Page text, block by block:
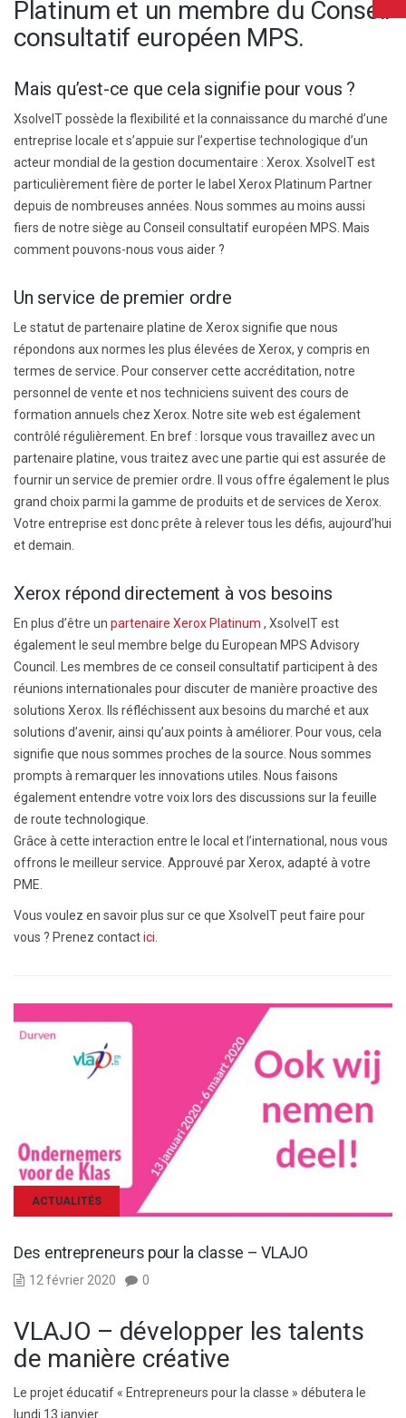
Platinum et un membre du Conseil
consultatif européen MPS.
Mais qu’est-ce que cela signifie pour vous ?
XsolveIT possède la flexibilité et la connaissance du marché d’une
entreprise locale et s’appuie sur l’expertise technologique d’un
acteur mondial de la gestion documentaire : Xerox. XsolveIT est
particulièrement fière de porter le label Xerox Platinum Partner
depuis de nombreuses années. Nous sommes au moins aussi
fiers de notre siège au Conseil consultatif européen MPS. Mais
comment pouvons-nous vous aider ?
Un service de premier ordre
Le statut de partenaire platine de Xerox signifie que nous
répondons aux normes les plus élevées de Xerox, y compris en
termes de service. Pour conserver cette accréditation, notre
personnel de vente et nos techniciens suivent des cours de
formation annuels chez Xerox. Notre site web est également
contrôlé régulièrement. En bref : lorsque vous travaillez avec un
partenaire platine, vous traitez avec une partie qui est assurée de
fournir un service de premier ordre. Il vous offre également le plus
grand choix parmi la gamme de produits et de services de Xerox.
Votre entreprise est donc prête à relever tous les défis, aujourd’hui
et demain.
Xerox répond directement à vos besoins
En plus d’être un partenaire Xerox Platinum , XsolveIT est
également le seul membre belge du European MPS Advisory
Council. Les membres de ce conseil consultatif participent à des
réunions internationales pour discuter de manière proactive des
solutions Xerox. Ils réfléchissent aux besoins du marché et aux
solutions d’avenir, ainsi qu’aux points à améliorer. Pour vous, cela
signifie que nous sommes proches de la source. Nous sommes
prompts à remarquer les innovations utiles. Nous faisons
également entendre votre voix lors des discussions sur la feuille
de route technologique.
Grâce à cette interaction entre le local et l’international, nous vous
offrons le meilleur service. Approuvé par Xerox, adapté à votre
PME.
Vous voulez en savoir plus sur ce que XsolveIT peut faire pour
vous ? Prenez contactici.
ACTUALITÉS
Des entrepreneurs pour la classe – VLAJO
12 février 2020 0
VLAJO – développer les talents
de manière créative
Le projet éducatif « Entrepreneurs pour la classe » débutera le
lundi 13 janvier.